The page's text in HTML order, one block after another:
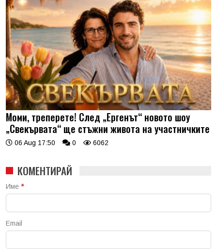
Моми, треперете! След „Ергенът“ новото шоу
„Свекървата“ ще стъжни живота на участничките
06 Aug 17:50 0 6062
КОМЕНТИРАЙ
Име *
Email